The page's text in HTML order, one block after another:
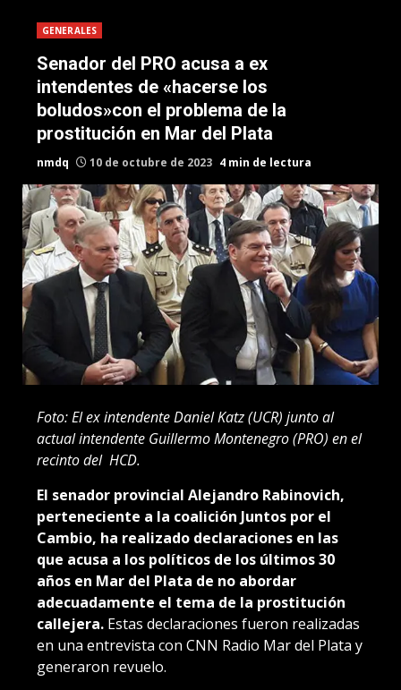
GENERALES
Senador del PRO acusa a ex
intendentes de «hacerse los
boludos»con el problema de la
prostitución en Mar del Plata
nmdq 10 de octubre de 2023 4 min de lectura
Foto: El ex intendente Daniel Katz (UCR) junto al
actual intendente Guillermo Montenegro (PRO) en el
recinto del HCD.
El senador provincial Alejandro Rabinovich,
perteneciente a la coalición Juntos por el
Cambio, ha realizado declaraciones en las
que acusa a los políticos de los últimos 30
años en Mar del Plata de no abordar
adecuadamente el tema de la prostitución
callejera. Estas declaraciones fueron realizadas
en una entrevista con CNN Radio Mar del Plata y
generaron revuelo.